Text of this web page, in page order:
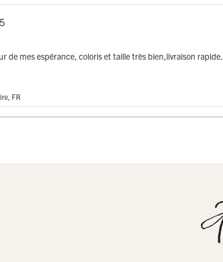
de mes espérance, coloris et taille très bien,livraison rapide.
FR